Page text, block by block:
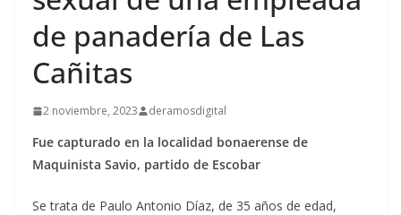
de panadería de Las
Cañitas
2 noviembre, 2023 deramosdigital
Fue capturado en la localidad bonaerense de
Maquinista Savio, partido de Escobar
Se trata de Paulo Antonio Díaz, de 35 años de edad,